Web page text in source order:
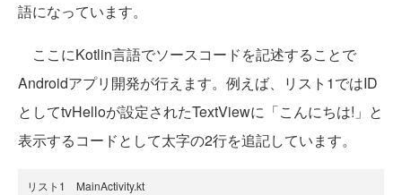
語になっています。
ここにKotlin言語でソースコードを記述することで
Androidアプリ開発が行えます。例えば、リスト1ではID
としてtvHelloが設定されたTextViewに「こんにちは!」と
表示するコードとして太字の2行を追記しています。
リスト1 MainActivity.kt